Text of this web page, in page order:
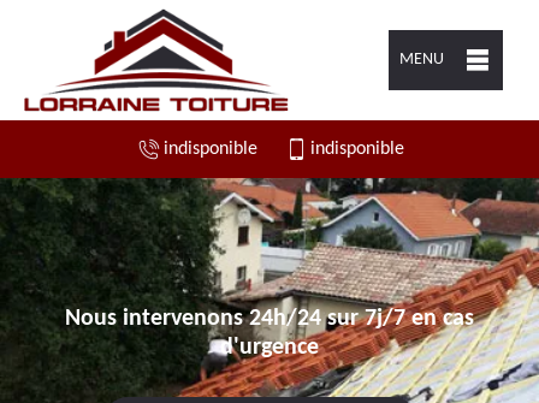
MENU
indisponible indisponible
Nous intervenons 24h/24 sur 7j/7 en cas
d'urgence